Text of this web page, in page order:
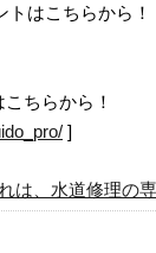
はこちらから！
ちらから！
]
は、水道修理の